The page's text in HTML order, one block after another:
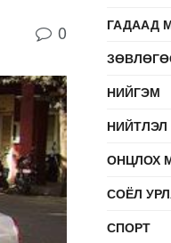
0
ГАДААД
НИЙГЭМ
НИЙТЛЭЛ
ОНЦЛОХ
СОЁЛ
СПОРТ